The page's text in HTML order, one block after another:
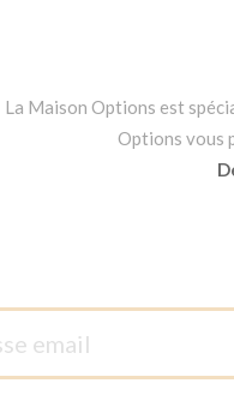
La Maison Options est
Options vous